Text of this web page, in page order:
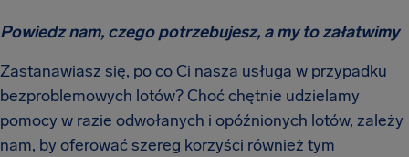
Powiedz nam, czego potrzebujesz, a my to załatwimy
Zastanawiasz się, po co Ci nasza usługa w przypadku
bezproblemowych lotów? Choć chętnie udzielamy
pomocy w razie odwołanych i opóźnionych lotów, zależy
nam, by oferować szereg korzyści również tym